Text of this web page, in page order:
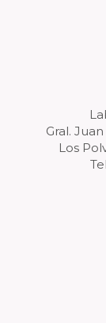
Gral.
Los